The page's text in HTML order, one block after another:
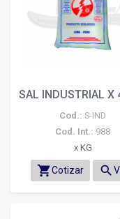
SAL INDUSTRIAL X
Cod.: S-IND
Cod. Int.: 988
x KG
shopping_cartCotizar search